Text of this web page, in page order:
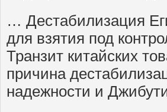
… Дестабилизация
для взятия под
Транзит китайских
причина
надежности и